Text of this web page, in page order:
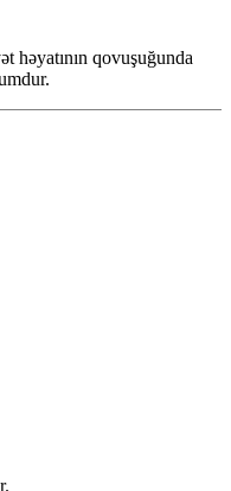
həyatının qovuşuğunda